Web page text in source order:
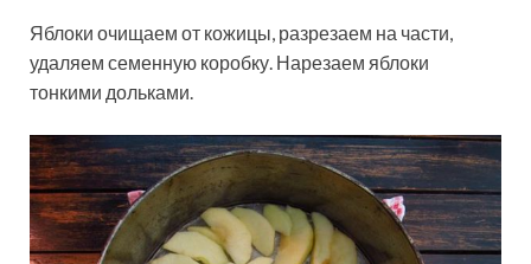
Яблоки очищаем от кожицы, разрезаем на части,
удаляем семенную коробку. Нарезаем яблоки
тонкими дольками.